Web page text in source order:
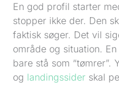
En god profil starter
stopper ikke der. Den
faktisk søger. Det vil
område og situation.
bare stå som “tømrer”.
og landingssider skal